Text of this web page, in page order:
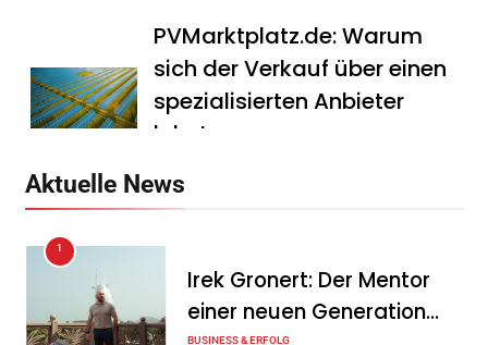
PVMarktplatz.de: Warum
sich der Verkauf über einen
spezialisierten Anbieter
lohnt
Mitarbeitergespräch pro
Jahr nichts verändert – und
Aktuelle News
1
Irek Gronert: Der Mentor
einer neuen Generation
BUSINESS & ERFOLG